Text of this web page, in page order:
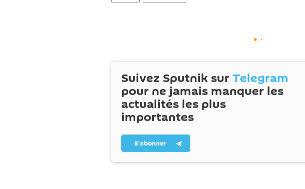
Suivez Sputnik surTelegram
pour ne jamais manquer les
actualités les plus
importantes
S’abonner